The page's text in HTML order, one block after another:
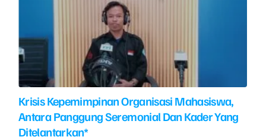
Krisis Kepemimpinan Organisasi Mahasiswa,
Antara Panggung Seremonial Dan Kader Yang
Ditelantarkan*